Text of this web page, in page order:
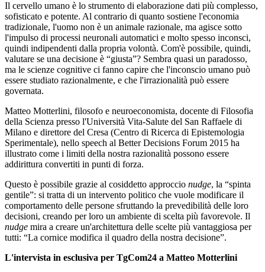
Il cervello umano è lo strumento di elaborazione dati più complesso,
sofisticato e potente. Al contrario di quanto sostiene l'economia
tradizionale, l'uomo non è un animale razionale, ma agisce sotto
l'impulso di processi neuronali automatici e molto spesso inconsci,
quindi indipendenti dalla propria volontà. Com'è possibile, quindi,
valutare se una decisione è “giusta”? Sembra quasi un paradosso,
ma le scienze cognitive ci fanno capire che l'inconscio umano può
essere studiato razionalmente, e che l'irrazionalità può essere
governata.
Matteo Motterlini, filosofo e neuroeconomista, docente di Filosofia
della Scienza presso l'Università Vita-Salute del San Raffaele di
Milano e direttore del Cresa (Centro di Ricerca di Epistemologia
Sperimentale), nello speech al Better Decisions Forum 2015 ha
illustrato come i limiti della nostra razionalità possono essere
addirittura convertiti in punti di forza.
Questo è possibile grazie al cosiddetto approccio nudge, la “spinta
gentile”: si tratta di un intervento politico che vuole modificare il
comportamento delle persone sfruttando la prevedibilità delle loro
decisioni, creando per loro un ambiente di scelta più favorevole. Il
nudge mira a creare un'architettura delle scelte più vantaggiosa per
tutti: “La cornice modifica il quadro della nostra decisione”.
L'intervista in esclusiva per TgCom24 a Matteo Motterlini